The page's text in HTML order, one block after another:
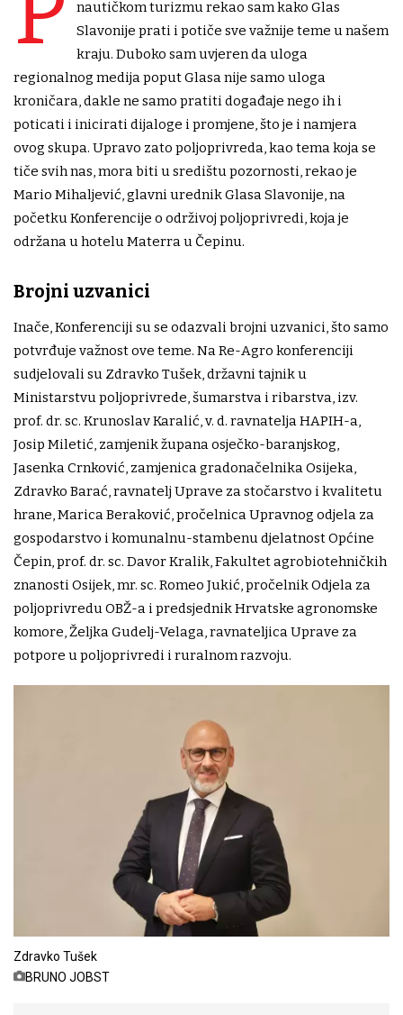
nautičkom turizmu rekao sam kako Glas
Slavonije prati i potiče sve važnije teme u našem
kraju. Duboko sam uvjeren da uloga
regionalnog medija poput Glasa nije samo uloga
kroničara, dakle ne samo pratiti događaje nego ih i
poticati i inicirati dijaloge i promjene, što je i namjera
ovog skupa. Upravo zato poljoprivreda, kao tema koja se
tiče svih nas, mora biti u središtu pozornosti, rekao je
Mario Mihaljević, glavni urednik Glasa Slavonije, na
početku Konferencije o održivoj poljoprivredi, koja je
održana u hotelu Materra u Čepinu.
Brojni uzvanici
Inače, Konferenciji su se odazvali brojni uzvanici, što samo
potvrđuje važnost ove teme. Na Re-Agro konferenciji
sudjelovali su Zdravko Tušek, državni tajnik u
Ministarstvu poljoprivrede, šumarstva i ribarstva, izv.
prof. dr. sc. Krunoslav Karalić, v. d. ravnatelja HAPIH-a,
Josip Miletić, zamjenik župana osječko-baranjskog,
Jasenka Crnković, zamjenica gradonačelnika Osijeka,
Zdravko Barać, ravnatelj Uprave za stočarstvo i kvalitetu
hrane, Marica Beraković, pročelnica Upravnog odjela za
gospodarstvo i komunalnu-stambenu djelatnost Općine
Čepin, prof. dr. sc. Davor Kralik, Fakultet agrobiotehničkih
znanosti Osijek, mr. sc. Romeo Jukić, pročelnik Odjela za
poljoprivredu OBŽ-a i predsjednik Hrvatske agronomske
komore, Željka Gudelj-Velaga, ravnateljica Uprave za
potpore u poljoprivredi i ruralnom razvoju.
Zdravko Tušek
BRUNO JOBST